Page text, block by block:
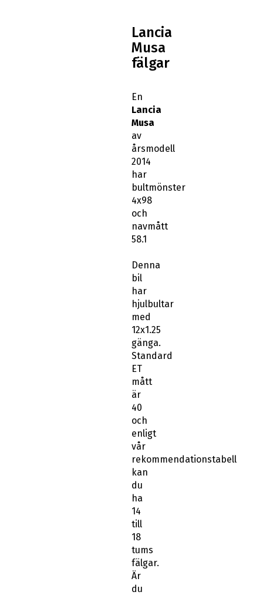
Lancia
Musa
fälgar
En
Lancia
Musa
av
årsmodell
2014
har
bultmönster
4x98
och
navmått
58.1
Denna
bil
har
hjulbultar
med
12x1.25
gänga.
Standard
ET
mått
är
40
och
enligt
vår
rekommendationstabell
kan
du
ha
14
till
18
tums
fälgar.
Är
du